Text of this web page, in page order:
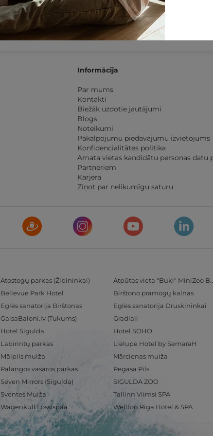
14 dienunaudas atmaksas
Informācija
Par mums
Kontakti
Biežāk uzdotie jautājumi
Blogs
Noteikumi
Pakalpojumu piedāvājumu izvietojums
Konfidencialitātes politika
Amata vietas kandidātu personas datu
Partneriem
Karjera
Ziņot par nelikumīgu saturu
Atostogų parkas (Žibininkai) Atpūtas vieta
Bellevue Park Hotel Birštono pramogų kalnas
Eglės sanatorija Birštonas Eglės sanatorija Druskininkai
GaisaBaloni.lv (Tukums) Gradiali
Hotel Sigulda Hotel SOHO
Labirintų parkas Lielupe Hotel by SemaraH
Mālpils muiža Mārcienas muiža
Palangos vasaros parkas Pegasa Pils
Seven Mirrors (Sigulda) SIGULDA ZOO
Sventes Muiža Tallinn Viimsi SPA
Wagenküll Lossispaa Wellton Riga Hotel & SPA